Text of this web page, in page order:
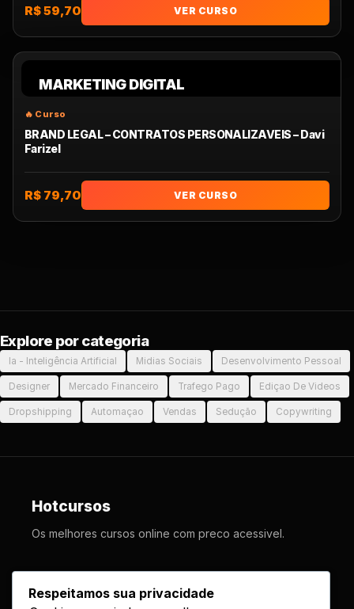
R$ 59,70 VER CURSO
MARKETING DIGITAL
BRAND LEGAL – CONTRATOS PERSONALIZAVEIS – Davi
Farizel
R$ 79,70 VER CURSO
Explore por categoria
Ia - Inteligência Artificial Midias Sociais Desenvolvimento Pessoal
Designer Mercado Financeiro Trafego Pago Ediçao De Videos
Dropshipping Automaçao Vendas Sedução Copywriting
Hotcursos
Os melhores cursos online com preco acessivel.
Respeitamos sua privacidade